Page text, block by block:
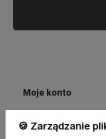
Moje konto
Informacje
🍪 Zarządzanie